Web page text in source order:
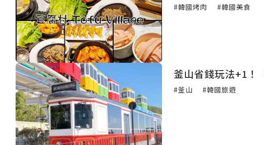
#韓國烤肉 #韓國美食
釜山省錢玩法+1！
#釜山 #韓國旅遊